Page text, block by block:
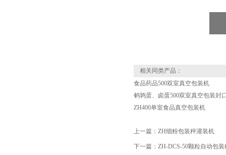
相关同类产品：
食品药品500双室真空包装机
鹌鹑蛋、卤蛋500双室真空包装封
ZH400单室食品真空包装机
上一篇： ZH细粉包装秤灌装机
下一篇： ZH-DCS-50颗粒自动包